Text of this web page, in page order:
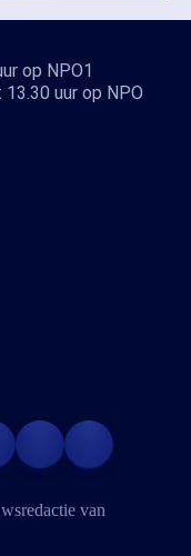
op NPO1
uur op NPO
van